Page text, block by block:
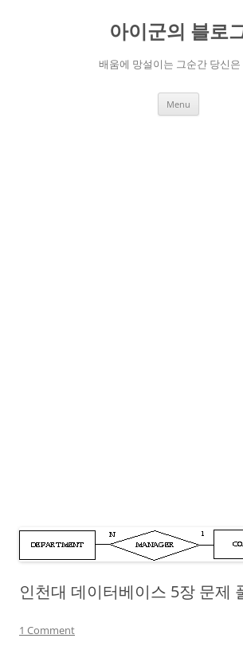
아이군의 블로
배움에 망설이는 그순간 당신은
Menu
인천대 데이터베이스 5장 문제
1 Comment